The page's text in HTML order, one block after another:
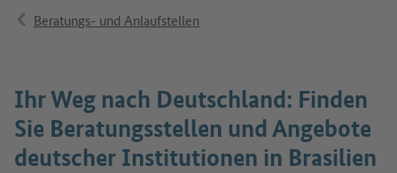
Beratungs- und Anlaufstellen
Ihr Weg nach Deutschland: Finden
Sie Beratungsstellen und Angebote
deutscher Institutionen in Brasilien